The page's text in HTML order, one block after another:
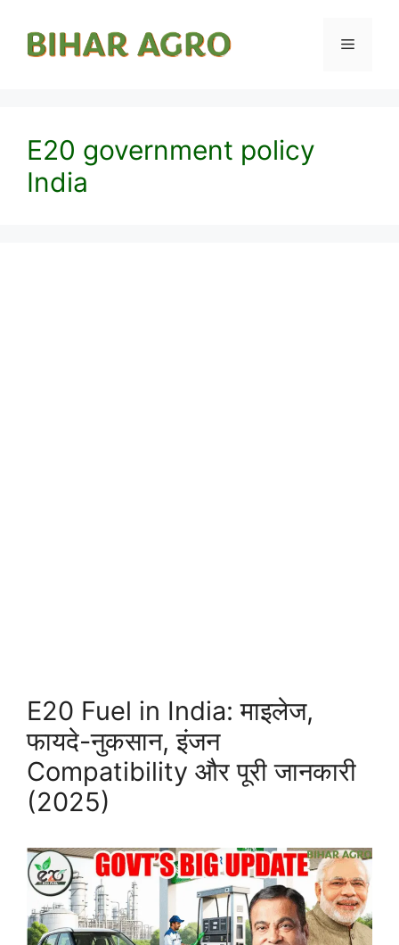
E20 government policy
India
E20 Fuel in India: माइलेज,
फायदे-नुकसान, इंजन
Compatibility और पूरी जानकारी
(2025)